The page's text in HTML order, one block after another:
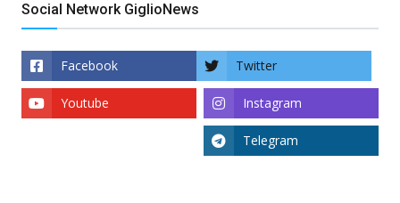
Social Network GiglioNews
Facebook Twitter
Instagram
Youtube
Telegram